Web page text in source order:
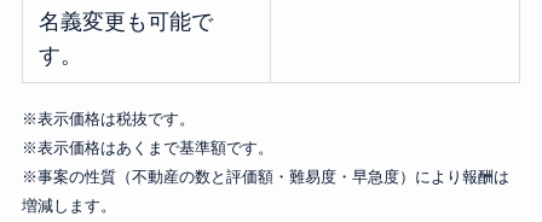
名義変更も可能で
す。
※表示価格は税抜です。
※表示価格はあくまで基準額です。
※事案の性質（不動産の数と評価額・難易度・早急度）により報酬は
増減します。